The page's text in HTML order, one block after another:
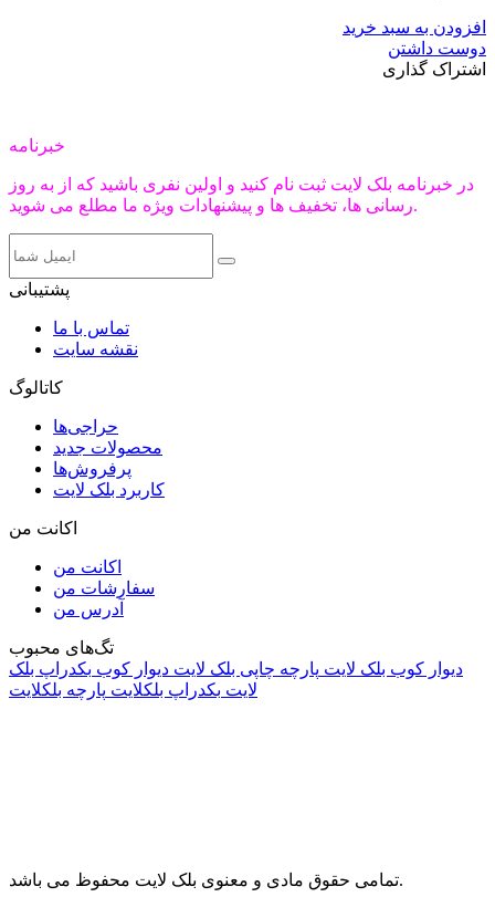
افزودن به سبد خرید
دوست داشتن
اشتراک گذاری
خبرنامه
در خبرنامه بلک لایت ثبت نام کنید و اولین نفری باشید که از به روز
رسانی ها، تخفیف ها و پیشنهادات ویژه ما مطلع می شوید.
پشتیبانی
تماس با ما
نقشه سایت
کاتالوگ
حراجی‌ها
محصولات جدید
پرفروش‌ها
کاربرد بلک لایت
اکانت من
اکانت من
سفارشات من
آدرس من
تگ‌های محبوب
دیوار کوب بلک لایت پارچه چاپی بلک لایت دیوار کوب بکدراپ بلک
لایت بکدراپ بلکلایت پارچه بلکلایت
تمامی حقوق مادی و معنوی بلک لایت محفوظ می باشد.